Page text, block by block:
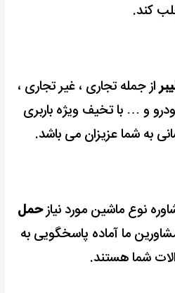
کند.
از جمله تجاری ، غیر تجاری ،
و … با تخیف ویژه باربری
به شما عزیزان می باشد.
نوع ماشین مورد نیازحمل
ما آماده پاسخگویی به
شما هستند.